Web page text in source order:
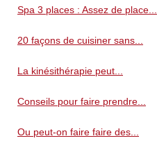
Spa 3 places : Assez de place...
20 façons de cuisiner sans...
La kinésithérapie peut...
Conseils pour faire prendre...
Ou peut-on faire faire des...